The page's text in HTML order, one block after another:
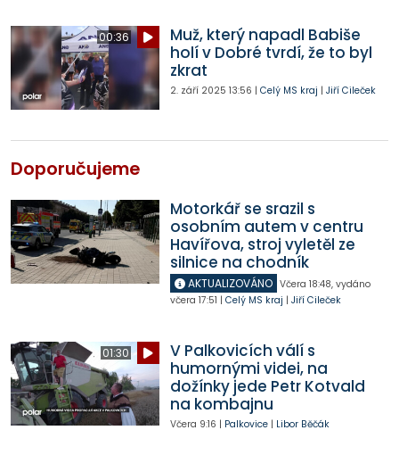
00:36
Muž, který napadl Babiše
holí v Dobré tvrdí, že to byl
zkrat
2. září 2025 13:56 | Celý MS kraj | Jiří Cileček
Doporučujeme
Motorkář se srazil s
osobním autem v centru
Havířova, stroj vyletěl ze
silnice na chodník
AKTUALIZOVÁNO Včera 18:48, vydáno
včera 17:51 | Celý MS kraj | Jiří Cileček
01:30
V Palkovicích válí s
humornými videi, na
dožínky jede Petr Kotvald
na kombajnu
Včera 9:16 | Palkovice| Libor Běčák